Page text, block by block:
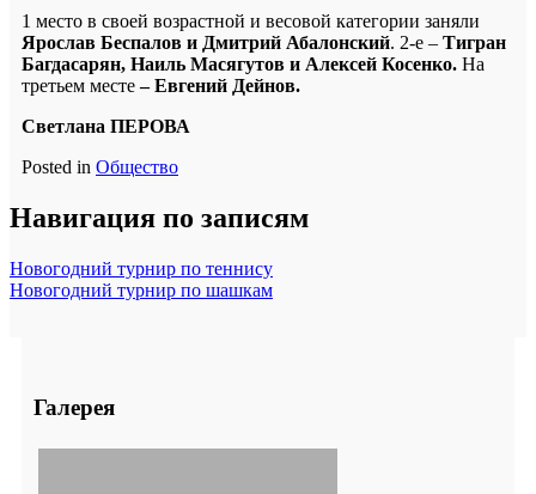
1 место в своей возрастной и весовой категории заняли
Ярослав Беспалов и Дмитрий Абалонский. 2-е – Тигран
Багдасарян, Наиль Масягутов и Алексей Косенко. На
третьем месте– Евгений Дейнов.
Светлана ПЕРОВА
Posted in Общество
Навигация по записям
Новогодний турнир по теннису
Новогодний турнир по шашкам
Галерея